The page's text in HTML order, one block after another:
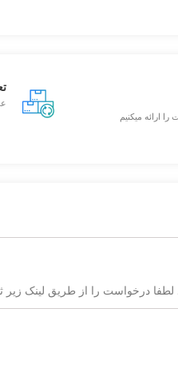
ارائه میکنیم
درخواست را از طریق لینک زیر